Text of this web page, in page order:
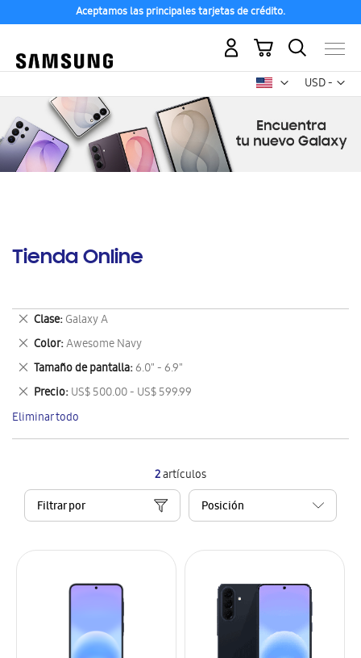
Aceptamos las principales tarjetas de crédito.
USD -
dólar
Mi carrito
Tienda Online
2artículos
Filtrar por
Clase Galaxy A
Eliminar
este
artículo
Color Awesome Navy
Eliminar
este
artículo
Tamaño de pantalla 6.0" - 6.9"
Eliminar
este
artículo
Precio US$ 500.00 - US$ 599.99
Eliminar
este
artículo
Eliminar todo